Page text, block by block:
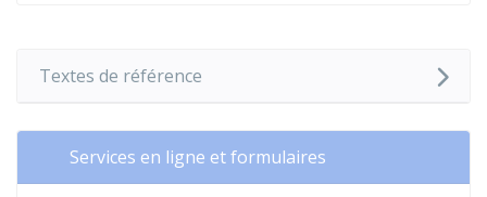
Textes de référence
Services en ligne et formulaires